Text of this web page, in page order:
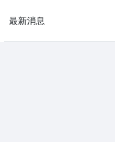
最新消息